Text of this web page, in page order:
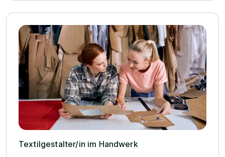
Textilgestalter/­in im Handwerk